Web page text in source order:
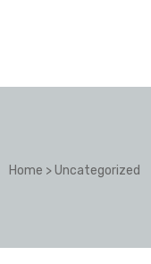
Home >Uncategorized